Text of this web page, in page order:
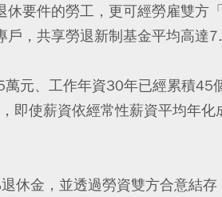
休要件的勞工，更可經勞雇雙方
，共享勞退新制基金平均高達
元、工作年資30年已經累積45
即使薪資依經常性薪資平均年
休金，並透過勞資雙方合意結